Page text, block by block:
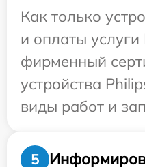
Как только
и оплаты
фирменный
устройства
виды работ и
5